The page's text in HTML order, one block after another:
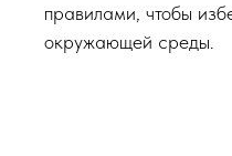
правилами, чтобы
окружающей среды.